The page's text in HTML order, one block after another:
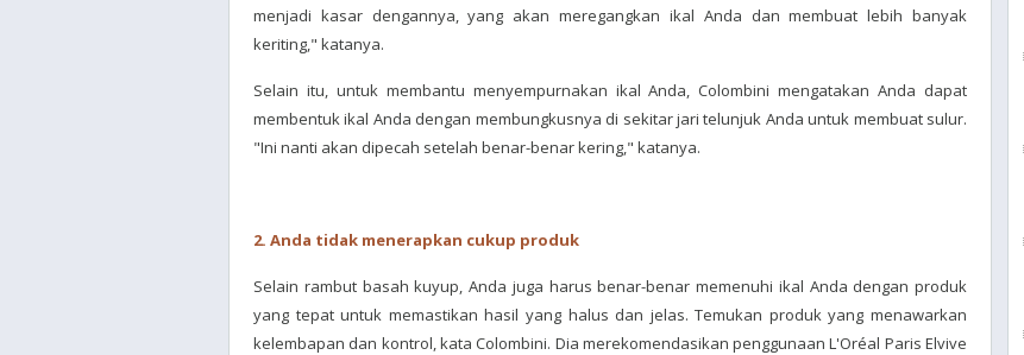
menjadi kasar dengannya, yang akan meregangkan ikal Anda dan membuat lebih banyak
keriting," katanya.
Selain itu, untuk membantu menyempurnakan ikal Anda, Colombini mengatakan Anda dapat
membentuk ikal Anda dengan membungkusnya di sekitar jari telunjuk Anda untuk membuat sulur.
"Ini nanti akan dipecah setelah benar-benar kering," katanya.
2. Anda tidak menerapkan cukup produk
Selain rambut basah kuyup, Anda juga harus benar-benar memenuhi ikal Anda dengan produk
yang tepat untuk memastikan hasil yang halus dan jelas. Temukan produk yang menawarkan
kelembapan dan kontrol, kata Colombini. Dia merekomendasikan penggunaan L'Oréal Paris Elvive